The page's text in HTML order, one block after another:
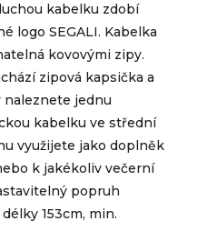
kabelku zdobí
logo SEGALI. Kabelka
kovovými zipy.
zipová kapsička a
jednu
kabelku ve střední
využijete jako doplněk
k jakékoliv večerní
popruh
153cm, min.